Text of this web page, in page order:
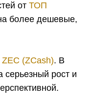
от ТОП
более дешевые,
ZEC (ZCash). В
рост и